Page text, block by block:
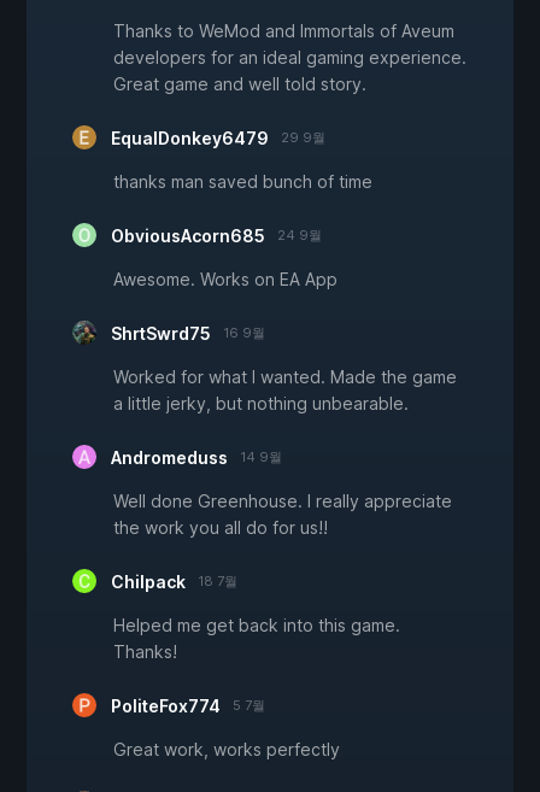
Thanks to WeMod and Immortals of Aveum
developers for an ideal gaming experience.
Great game and well told story.
EqualDonkey6479 29 9월
thanks man saved bunch of time
ObviousAcorn685 24 9월
Awesome. Works on EA App
ShrtSwrd75 16 9월
Worked for what I wanted. Made the game
a little jerky, but nothing unbearable.
Andromeduss 14 9월
Well done Greenhouse. I really appreciate
the work you all do for us!!
Chilpack 18 7월
Helped me get back into this game.
Thanks!
PoliteFox774 5 7월
Great work, works perfectly